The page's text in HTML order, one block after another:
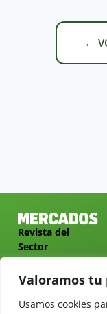
Valoramos tu
Usamos cookies
←
Revista del
Sector
Hortofrutícola
Presidente